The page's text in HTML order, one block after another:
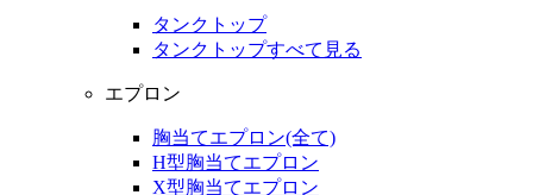
タンクトップ
タンクトップすべて見る
エプロン
胸当てエプロン(全て)
H型胸当てエプロン
X型胸当てエプロン